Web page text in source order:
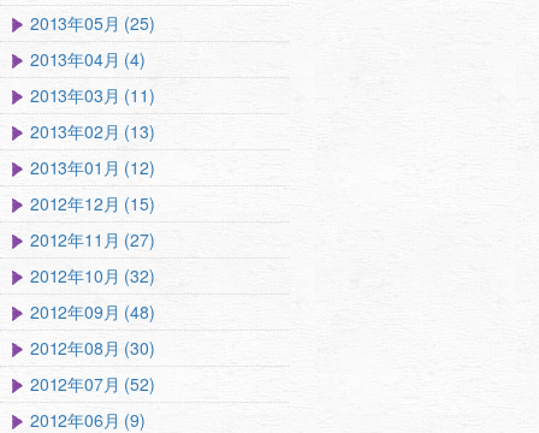
2013年05月 (25)
2013年04月 (4)
2013年03月 (11)
2013年02月 (13)
2013年01月 (12)
2012年12月 (15)
2012年11月 (27)
2012年10月 (32)
2012年09月 (48)
2012年08月 (30)
2012年07月 (52)
2012年06月 (9)